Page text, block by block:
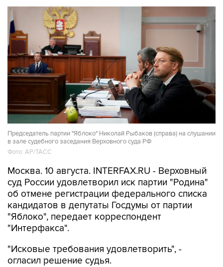
Председатель партии "Яблоко" Николай Рыбаков (справа) на слушании
в зале судебного заседания Верховного суда РФ
Фото: АР/ТАСС
Москва. 10 августа. INTERFAX.RU - Верховный
суд России удовлетворил иск партии "Родина"
об отмене регистрации федерального списка
кандидатов в депутаты Госдумы от партии
"Яблоко", передает корреспондент
"Интерфакса".
"Исковые требования удовлетворить", -
огласил решение судья.